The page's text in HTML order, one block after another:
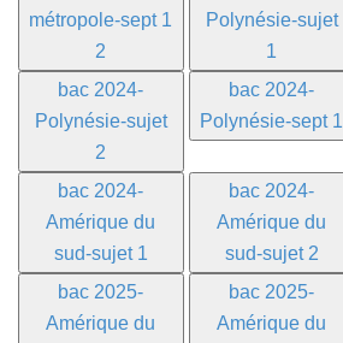
métropole-sept 1
2
Polynésie-sujet
1
bac 2024-
Polynésie-sujet
2
bac 2024-
Polynésie-sept 1
bac 2024-
Amérique du
sud-sujet 1
bac 2024-
Amérique du
sud-sujet 2
bac 2025-
Amérique du
bac 2025-
Amérique du